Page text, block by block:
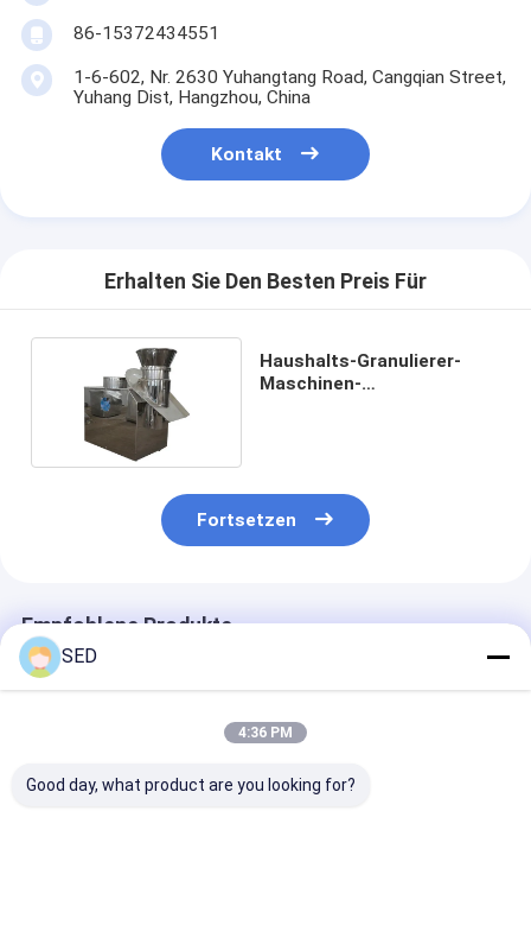
86-15372434551
1-6-602, Nr. 2630 Yuhangtang Road, Cangqian Street,
Yuhang Dist, Hangzhou, China
Kontakt
Erhalten Sie Den Besten Preis Für
Haushalts-Granulierer-
Maschinen-
Fortsetzen
Empfohlene Produkte
SED
4:36 PM
Good day, what product are you looking for?